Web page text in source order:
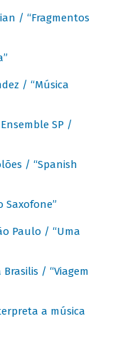
/ “Fragmentos
/ “Música
SP /
/ “Spanish
Saxofone”
Paulo / “Uma
Brasilis / “Viagem
a música